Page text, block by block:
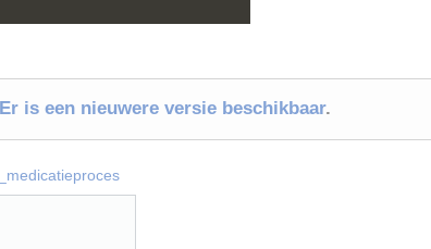
Er is een nieuwere versie beschikbaar.